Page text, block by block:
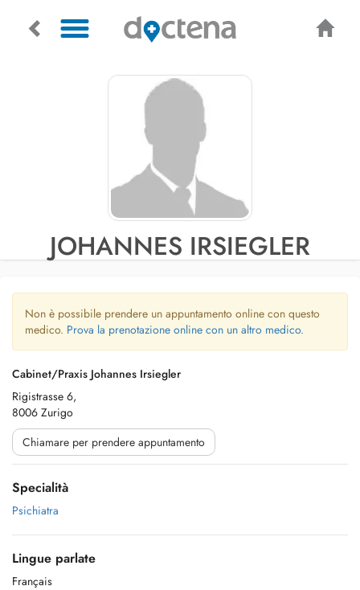
JOHANNES IRSIEGLER
Non è possibile prendere un appuntamento online con questo
medico. Prova la prenotazione online con un altro medico.
Cabinet/Praxis Johannes Irsiegler
Rigistrasse 6,
8006 Zurigo
Chiamare per prendere appuntamento
Specialità
Psichiatra
Lingue parlate
Français